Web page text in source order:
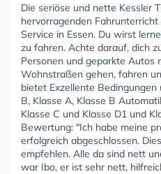
Die seriöse und nette Kessler
hervorragenden
Service in Essen. Du wirst
zu fahren. Achte darauf, dich
Personen und geparkte Autos
Wohnstraßen gehen, fahren
bietet Exzellente Bedingungen
B, Klasse A, Klasse B
Klasse C und Klasse D1 und
Bewertung: "Ich habe meine
erfolgreich abgeschlossen.
empfehlen. Alle da sind nett
war Ibo, er ist sehr nett,